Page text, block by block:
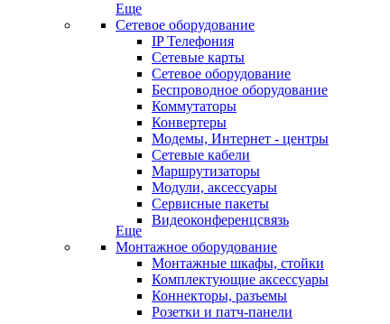
Еще
Сетевое оборудование
IP Телефония
Сетевые карты
Сетевое оборудование
Беспроводное оборудование
Коммутаторы
Конвертеры
Модемы, Интернет - центры
Сетевые кабели
Маршрутизаторы
Модули, аксессуары
Сервисные пакеты
Видеоконференцсвязь
Еще
Монтажное оборудование
Монтажные шкафы, стойки
Комплектующие аксессуары
Коннекторы, разъемы
Розетки и патч-панели